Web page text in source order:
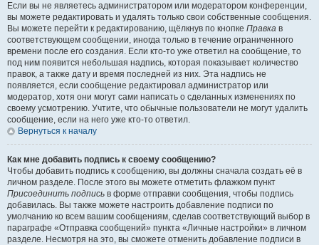
Если вы не являетесь администратором или модератором конференции,
вы можете редактировать и удалять только свои собственные сообщения.
Вы можете перейти к редактированию, щёлкнув по кнопке Правка в
соответствующем сообщении, иногда только в течение ограниченного
времени после его создания. Если кто-то уже ответил на сообщение, то
под ним появится небольшая надпись, которая показывает количество
правок, а также дату и время последней из них. Эта надпись не
появляется, если сообщение редактировал администратор или
модератор, хотя они могут сами написать о сделанных изменениях по
своему усмотрению. Учтите, что обычные пользователи не могут удалить
сообщение, если на него уже кто-то ответил.
Вернуться к началу
Как мне добавить подпись к своему сообщению?
Чтобы добавить подпись к сообщению, вы должны сначала создать её в
личном разделе. После этого вы можете отметить флажком пункт
Присоединить подпись в форме отправки сообщения, чтобы подпись
добавилась. Вы также можете настроить добавление подписи по
умолчанию ко всем вашим сообщениям, сделав соответствующий выбор в
параграфе «Отправка сообщений» пункта «Личные настройки» в личном
разделе. Несмотря на это, вы сможете отменить добавление подписи в